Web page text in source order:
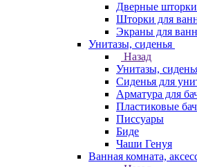
Дверные
Шторки для
Экраны для ванн
Унитазы, сиденья
Назад
Унитазы,
Сиденья для
Арматура для
Пластиковые
Писсуары
Биде
Чаши Генуя
Ванная комната,